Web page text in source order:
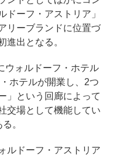
ドーフ・アストリア」
リーブランドに位置づ
進出となる。
ォルドーフ・ホテル
ホテルが開業し、2つ
」という回廊によって
交場として機能してい
。
ルドーフ・アストリア